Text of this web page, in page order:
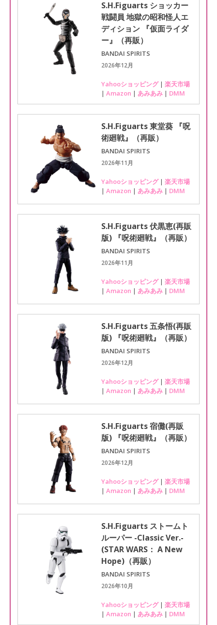
S.H.Figuarts ショッカー
戦闘員 地獄の昭和怪人エ
ディション 『仮面ライダ
ー』（再販）
BANDAI SPIRITS
2026年12月
Yahooショッピング| 楽天市場
| Amazon | あみあみ | DMM
S.H.Figuarts 東堂葵 『呪
術廻戦』（再販）
BANDAI SPIRITS
2026年11月
Yahooショッピング| 楽天市場
| Amazon | あみあみ | DMM
S.H.Figuarts 伏黒恵(再販
版) 『呪術廻戦』（再販）
BANDAI SPIRITS
2026年11月
Yahooショッピング| 楽天市場
| Amazon | あみあみ | DMM
S.H.Figuarts 五条悟(再販
版) 『呪術廻戦』（再販）
BANDAI SPIRITS
2026年12月
Yahooショッピング| 楽天市場
| Amazon | あみあみ | DMM
S.H.Figuarts 宿儺(再販
版) 『呪術廻戦』（再販）
BANDAI SPIRITS
2026年12月
Yahooショッピング| 楽天市場
| Amazon | あみあみ | DMM
S.H.Figuarts ストームト
ルーパー -Classic Ver.-
(STAR WARS： A New
Hope)（再販）
BANDAI SPIRITS
2026年10月
Yahooショッピング| 楽天市場
| Amazon | あみあみ | DMM